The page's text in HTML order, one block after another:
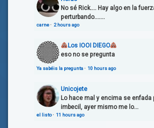
No sé Rick.... Hay algo en la
perturbando.......
carne· 2 hours ago
Los IOOI DIEGO
eso no se pregunta
Ya sabéis la pregunta· 10 hours ago
Unicojete
Lo hace mal y encima se enfada
imbecil, ayer mismo me lo...
el listo· 11 hours ago